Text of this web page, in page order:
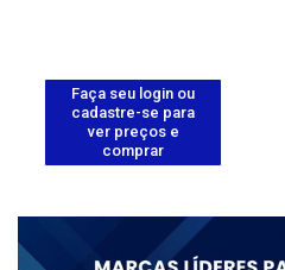
Faça seu login ou
cadastre-se para
ver preços e
comprar